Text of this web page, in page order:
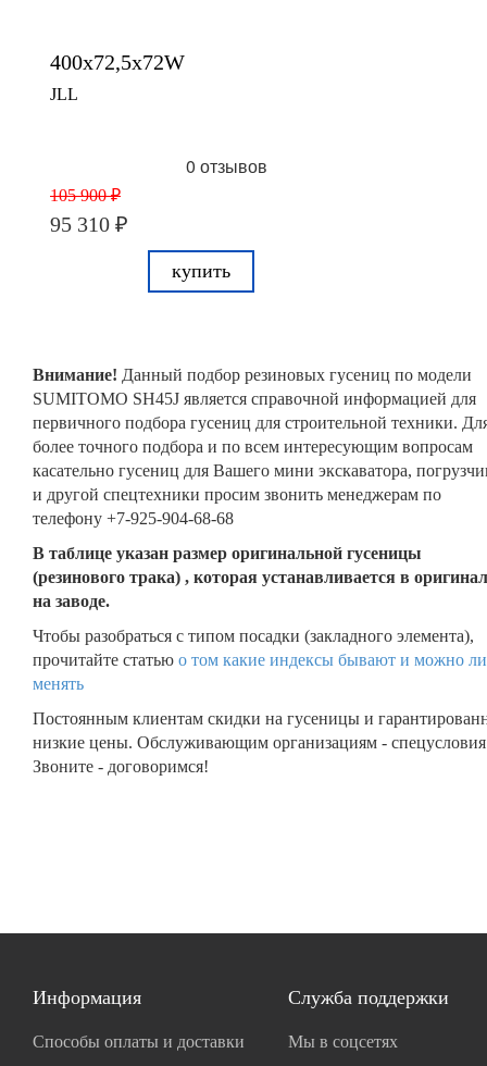
400x72,5x72W
JLL
0 отзывов
105 900 ₽
95 310 ₽
купить
Внимание! Данный подбор резиновых гусениц по модели
SUMITOMO SH45J является справочной информацией для
первичного подбора гусениц для строительной техники.
более точного подбора и по всем интересующим вопросам
касательно гусениц для Вашего мини экскаватора,
и другой спецтехники просим звонить менеджерам по
телефону +7-925-904-68-68
В таблице указан размер оригинальной гусеницы
(резинового трака) , которая устанавливается в
на заводе.
Чтобы разобраться с типом посадки (закладного элемента),
прочитайте статью о том какие индексы бывают и можно
менять
Постоянным клиентам скидки на гусеницы и
низкие цены. Обслуживающим организациям -
Звоните - договоримся!
Информация
Способы оплаты и доставки
Служба поддержки
Мы в соцсетях